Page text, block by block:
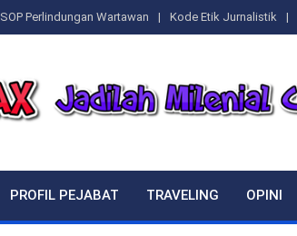
SOP Perlindungan Wartawan Kode Etik Jurnalistik
PROFIL PEJABAT TRAVELING OPINI